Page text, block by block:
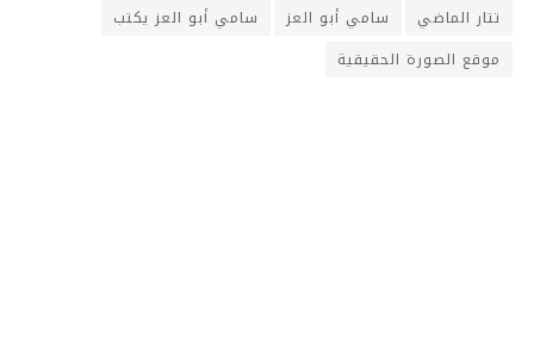
تتار الماضي
سامي أبو العز
سامي أبو العز يكتب
موقع الصورة الحقيقية